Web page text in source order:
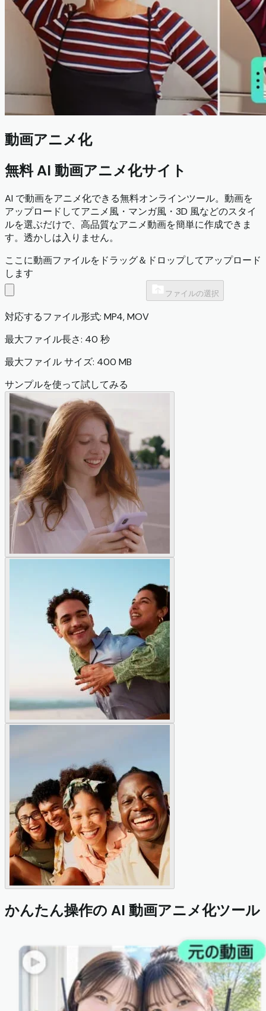
動画アニメ化
無料 AI 動画アニメ化サイト
AI で動画をアニメ化できる無料オンラインツール。動画を
アップロードしてアニメ風・マンガ風・3D 風などのスタイ
ルを選ぶだけで、高品質なアニメ動画を簡単に作成できま
す。透かしは入りません。
ここに動画ファイルをドラッグ＆ドロップしてアップロード
します
ファイルの選択
対応するファイル形式: MP4, MOV
最大ファイル長さ: 40 秒
最大ファイル サイズ: 400 MB
サンプルを使って試してみる
かんたん操作の AI 動画アニメ化ツール